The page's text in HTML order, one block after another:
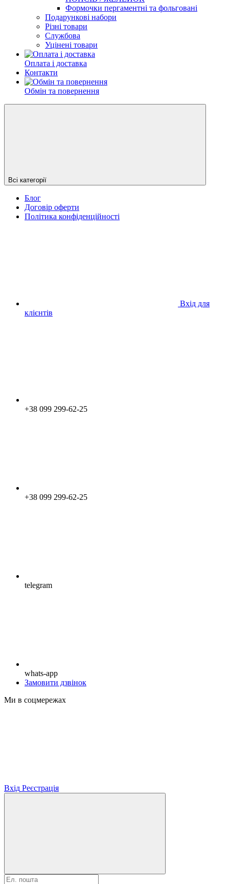
Формочки пергаментні та фольговані
Подарункові набори
Різні товари
Службова
Уцінені товари
Оплата і доставка
Контакти
Обмін та повернення
Всі категорії
Блог
Договір оферти
Політика конфіденційності
Вхід для
клієнтів
+38 099 299-62-25
+38 099 299-62-25
telegram
whats-app
Замовити дзвінок
Ми в соцмережах
Вхід Реєстрація